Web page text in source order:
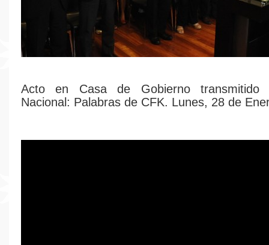
Acto en Casa de Gobierno transmitido
Nacional: Palabras de CFK. Lunes, 28 de